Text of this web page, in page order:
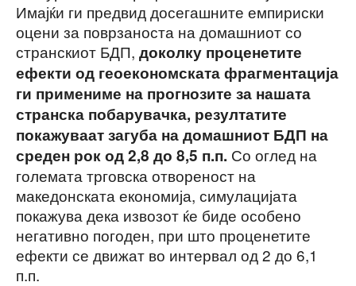
Имајќи ги предвид досегашните емпириски
оцени за поврзаноста на домашниот со
странскиот БДП, доколку проценетите
ефекти од геоекономската фрагментација
ги примениме на прогнозите за нашата
странска побарувачка, резултатите
покажуваат загуба на домашниот БДП на
среден рок од 2,8 до 8,5 п.п. Со оглед на
големата трговска отвореност на
македонската економија, симулацијата
покажува дека извозот ќе биде особено
негативно погоден, при што проценетите
ефекти се движат во интервал од 2 до 6,1
п.п.